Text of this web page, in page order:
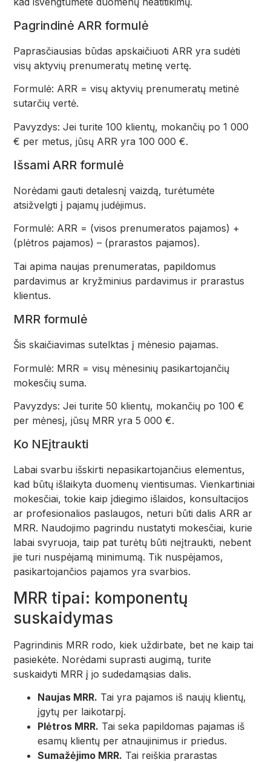
Pagrindinė ARR formulė
Paprasčiausias būdas apskaičiuoti ARR yra sudėti
visų aktyvių prenumeratų metinę vertę.
Formulė: ARR = visų aktyvių prenumeratų metinė
sutarčių vertė.
Pavyzdys: Jei turite 100 klientų, mokančių po 1 000
€ per metus, jūsų ARR yra 100 000 €.
Išsami ARR formulė
Norėdami gauti detalesnį vaizdą, turėtumėte
atsižvelgti į pajamų judėjimus.
Formulė: ARR = (visos prenumeratos pajamos) +
(plėtros pajamos) – (prarastos pajamos).
Tai apima naujas prenumeratas, papildomus
pardavimus ar kryžminius pardavimus ir prarastus
klientus.
MRR formulė
Šis skaičiavimas sutelktas į mėnesio pajamas.
Formulė: MRR = visų mėnesinių pasikartojančių
mokesčių suma.
Pavyzdys: Jei turite 50 klientų, mokančių po 100 €
per mėnesį, jūsų MRR yra 5 000 €.
Ko NEįtraukti
Labai svarbu išskirti nepasikartojančius elementus,
kad būtų išlaikyta duomenų vientisumas. Vienkartiniai
mokesčiai, tokie kaip įdiegimo išlaidos, konsultacijos
ar profesionalios paslaugos, neturi būti dalis ARR ar
MRR. Naudojimo pagrindu nustatyti mokesčiai, kurie
labai svyruoja, taip pat turėtų būti neįtraukti, nebent
jie turi nuspėjamą minimumą. Tik nuspėjamos,
pasikartojančios pajamos yra svarbios.
MRR tipai: komponentų
suskaidymas
Pagrindinis MRR rodo, kiek uždirbate, bet ne kaip tai
pasiekėte. Norėdami suprasti augimą, turite
suskaidyti MRR į jo sudedamąsias dalis.
Naujas MRR. Tai yra pajamos iš naujų klientų,
įgytų per laikotarpį.
Plėtros MRR. Tai seka papildomas pajamas iš
esamų klientų per atnaujinimus ir priedus.
Sumažėjimo MRR. Tai reiškia prarastas